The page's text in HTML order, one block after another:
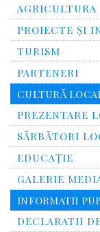
AGRICULTURA
PROIECTE ȘI
TURISM
PARTENERI
CULTURĂ
PREZENTARE
SĂRBĂTORI
EDUCAȚIE
GALERIE
INFORMATII
DECLARATII